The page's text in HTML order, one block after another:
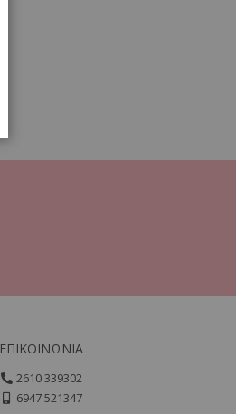
ΕΠΙΚΟΙΝΩΝΙΑ
2610 339302
6947 521347